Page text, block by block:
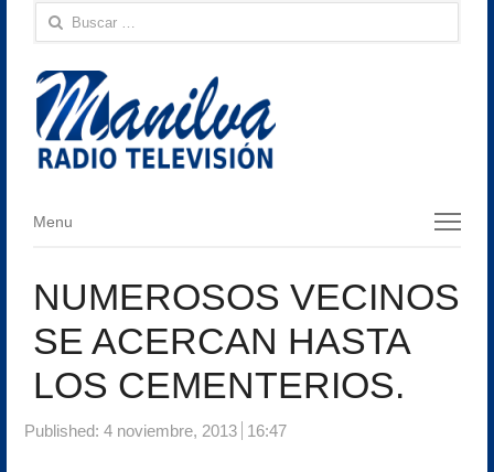
Buscar:
Menu
Menu
NUMEROSOS VECINOS
SE ACERCAN HASTA
LOS CEMENTERIOS.
Published: 4 noviembre, 2013 16:47